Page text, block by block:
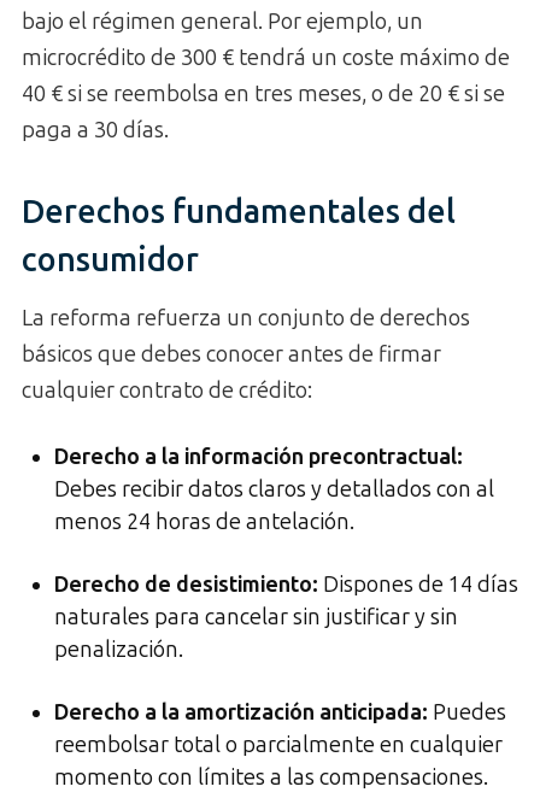
bajo el régimen general. Por ejemplo, un
microcrédito de 300 € tendrá un coste máximo de
40 € si se reembolsa en tres meses, o de 20 € si se
paga a 30 días.
Derechos fundamentales del
consumidor
La reforma refuerza un conjunto de derechos
básicos que debes conocer antes de firmar
cualquier contrato de crédito:
Derecho a la información precontractual:
Debes recibir datos claros y detallados con al
menos 24 horas de antelación.
Derecho de desistimiento: Dispones de 14 días
naturales para cancelar sin justificar y sin
penalización.
Derecho a la amortización anticipada: Puedes
reembolsar total o parcialmente en cualquier
momento con límites a las compensaciones.